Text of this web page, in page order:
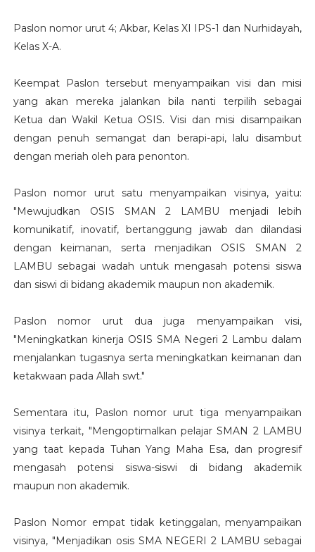
Paslon nomor urut 4; Akbar, Kelas XI IPS-1 dan Nurhidayah,
Kelas X-A.
Keempat Paslon tersebut menyampaikan visi dan misi
yang akan mereka jalankan bila nanti terpilih sebagai
Ketua dan Wakil Ketua OSIS. Visi dan misi disampaikan
dengan penuh semangat dan berapi-api, lalu disambut
dengan meriah oleh para penonton.
Paslon nomor urut satu menyampaikan visinya, yaitu:
"Mewujudkan OSIS SMAN 2 LAMBU menjadi lebih
komunikatif, inovatif, bertanggung jawab dan dilandasi
dengan keimanan, serta menjadikan OSIS SMAN 2
LAMBU sebagai wadah untuk mengasah potensi siswa
dan siswi di bidang akademik maupun non akademik.
Paslon nomor urut dua juga menyampaikan visi,
"Meningkatkan kinerja OSIS SMA Negeri 2 Lambu dalam
menjalankan tugasnya serta meningkatkan keimanan dan
ketakwaan pada Allah swt."
Sementara itu, Paslon nomor urut tiga menyampaikan
visinya terkait, "Mengoptimalkan pelajar SMAN 2 LAMBU
yang taat kepada Tuhan Yang Maha Esa, dan progresif
mengasah potensi siswa-siswi di bidang akademik
maupun non akademik.
Paslon Nomor empat tidak ketinggalan, menyampaikan
visinya, "Menjadikan osis SMA NEGERI 2 LAMBU sebagai